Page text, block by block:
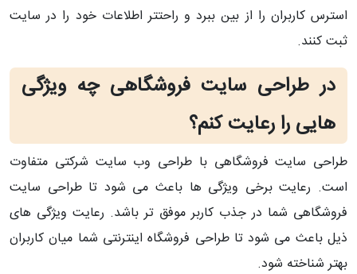
استرس کاربران را از بین ببرد و راحتتر اطلاعات خود را در سایت
ثبت کنند.
در طراحی سایت فروشگاهی چه ویژگی
هایی را رعایت کنم؟
طراحی سایت فروشگاهی با طراحی وب سایت شرکتی متفاوت
است. رعایت برخی ویژگی ها باعث می شود تا طراحی سایت
فروشگاهی شما در جذب کاربر موفق تر باشد. رعایت ویژگی های
ذیل باعث می شود تا طراحی فروشگاه اینترنتی شما میان کاربران
بهتر شناخته شود.